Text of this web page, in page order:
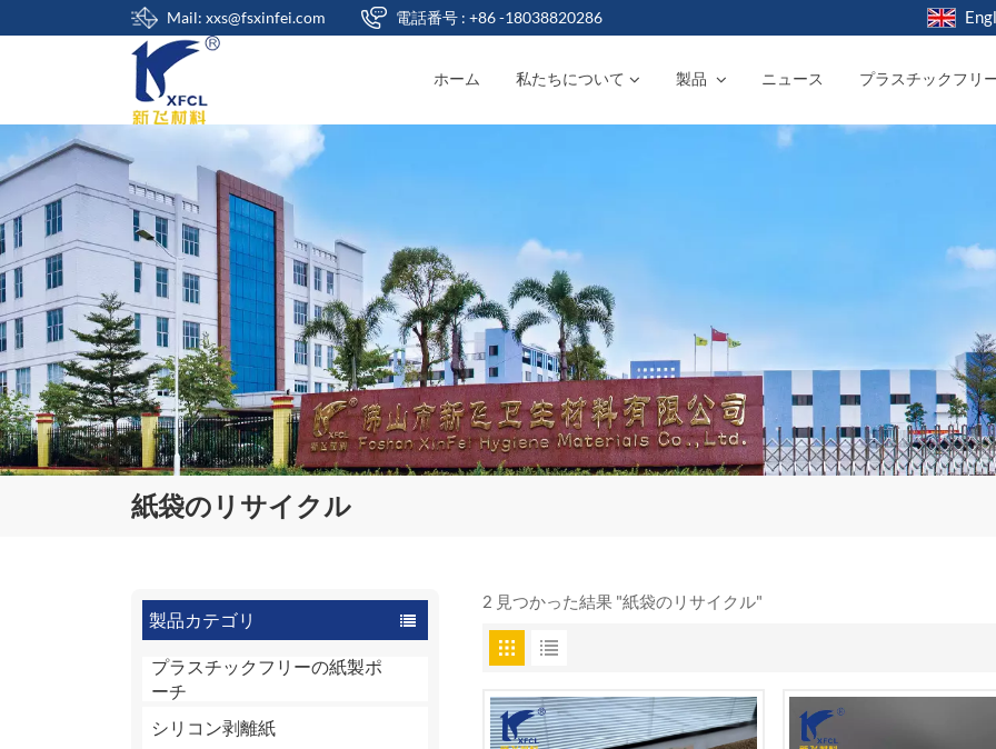
Mail: xxs@fsxinfei.com 電話番号 : +86 -18038820286
ホーム 私たちについて 製品 ニュース プラスチックフリ
紙袋のリサイクル
製品カテゴリ
プラスチックフリーの紙製ポ
ーチ
シリコン剥離紙
2 見つかった結果 "紙袋のリサイクル"